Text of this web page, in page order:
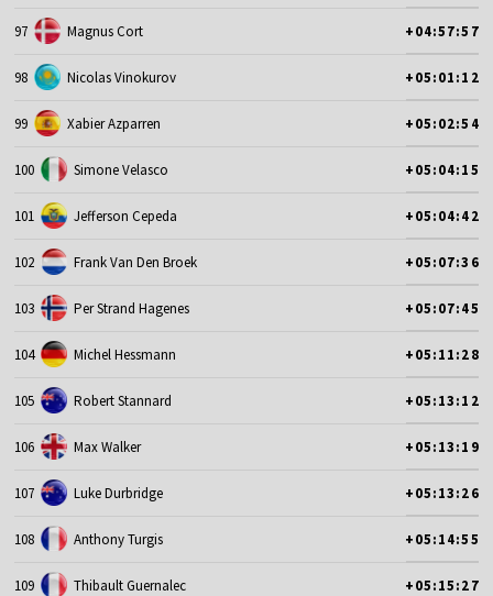
97 Magnus Cort +04:57:57
98 Nicolas Vinokurov +05:01:12
99 Xabier Azparren +05:02:54
100 Simone Velasco +05:04:15
101 Jefferson Cepeda +05:04:42
102 Frank Van Den Broek +05:07:36
103 Per Strand Hagenes +05:07:45
104 Michel Hessmann +05:11:28
105 Robert Stannard +05:13:12
106 Max Walker +05:13:19
107 Luke Durbridge +05:13:26
108 Anthony Turgis +05:14:55
109 Thibault Guernalec +05:15:27